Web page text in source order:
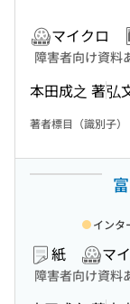
マイクロ
障害者向け資料
本田成之 著弘
著者標目（識別子）
紙 マ
障害者向け資料
インタ